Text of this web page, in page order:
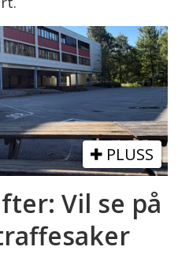
PLUSS
Vil se på